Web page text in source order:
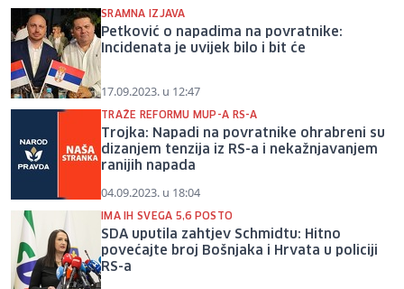
SRAMNA IZJAVA
Petković o napadima na povratnike:
Incidenata je uvijek bilo i bit će
17.09.2023. u 12:47
TRAŽE REFORMU MUP-A RS-A
Trojka: Napadi na povratnike ohrabreni su
dizanjem tenzija iz RS-a i nekažnjavanjem
ranijih napada
04.09.2023. u 18:04
IMA IH SVEGA 5,6 POSTO
SDA uputila zahtjev Schmidtu: Hitno
povećajte broj Bošnjaka i Hrvata u policiji
RS-a